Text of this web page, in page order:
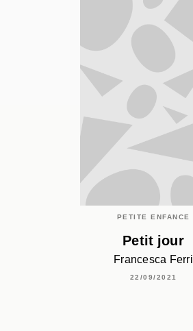
PETITE ENFANCE
Petit jour
Francesca Ferri
22/09/2021